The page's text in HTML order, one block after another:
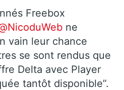
Freebox
ne
vain leur chance
se sont rendus que
Delta avec Player
tantôt disponible”.